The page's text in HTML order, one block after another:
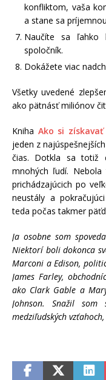
konfliktom, vaša
a stane sa
Naučíte sa
spoločník.
Dokážete viac
Všetky uvedené
ako pätnásť miliónov
Kniha Ako si
jeden z
čias. Dotkla sa totiž
mnohých ľudí.
prichádzajúcich po
neustály a
teda počas takmer
Ja osobne som
Niektorí boli dokonca
Marconi a Edison,
James Farley,
ako Clark Gable a
Johnson. Snažil
medziľudských vzťahoch,